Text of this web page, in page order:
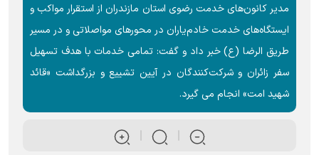
مدیر کانون‌های خدمت رضوی استان مازندران از استقرار مواکب و
ایستگاه‌های خدمت خادم‌یاران در محور‌های مواصلاتی و در مسیر
طریق‌ الرضا (ع) خبر داد و گفت: تمامی خدمات با هدف تسهیل
سفر زائران و شرکت‌کنندگان در آیین تشییع و بزرگداشت «قائد
شهید امت» انجام می گیرد.